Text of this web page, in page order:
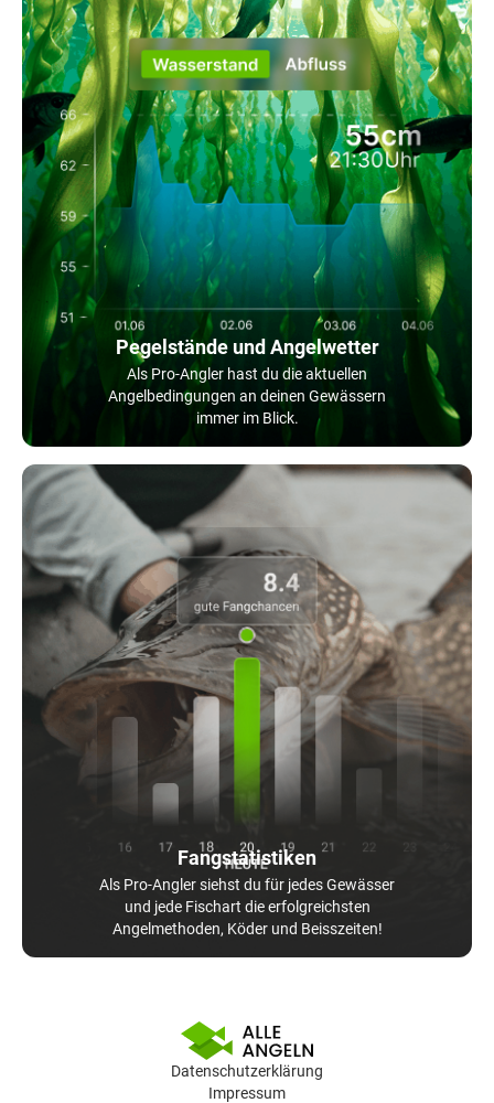
Pegelstände und Angelwetter
Als Pro-Angler hast du die aktuellen
Angelbedingungen an deinen Gewässern
immer im Blick.
Fangstatistiken
Als Pro-Angler siehst du für jedes Gewässer
und jede Fischart die erfolgreichsten
Angelmethoden, Köder und Beisszeiten!
Datenschutzerklärung
Impressum